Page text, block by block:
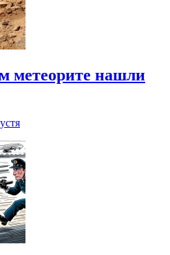
метеорите нашли